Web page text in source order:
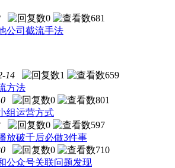
0
681
公司截流手法
14 1
659
方法
0
801
组运营方式
0
597
放破千后必做3件事
0
710
公众号关联问题发现